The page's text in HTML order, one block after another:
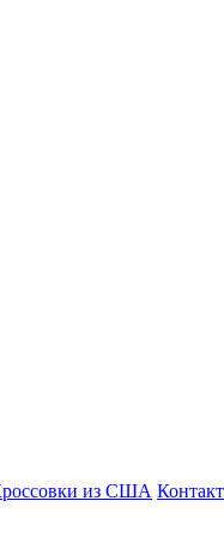
из США